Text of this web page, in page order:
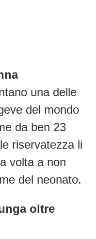
una delle
del mondo
da ben 23
riservatezza li
volta a non
del neonato.
oltre